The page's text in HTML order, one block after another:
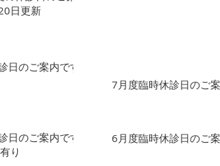
日更新
日のご案内です
日のご案内です
り
7月度臨時休診日のご
6月度臨時休診日のご